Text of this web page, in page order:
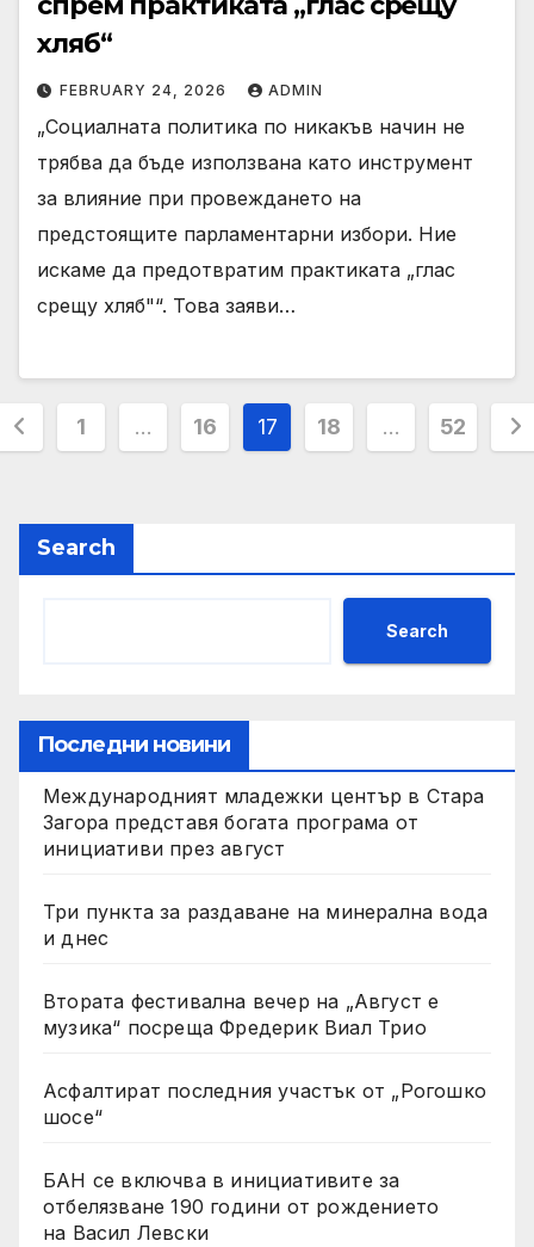
хляб“
FEBRUARY 24, 2026 ADMIN
„Социалната политика по никакъв начин не
трябва да бъде използвана като инструмент
за влияние при провеждането на
предстоящите парламентарни избори. Ние
искаме да предотвратим практиката „глас
срещу хляб"“. Това заяви…
1 … 16 17 18 … 52
Search
Search
Последни новини
Международният младежки център в Стара
Загора представя богата програма от
инициативи през август
Три пункта за раздаване на минерална вода
и днес
Втората фестивална вечер на „Август е
музика“ посреща Фредерик Виал Трио
Асфалтират последния участък от „Рогошко
шосе“
БАН се включва в инициативите за
отбелязване 190 години от рождението
на Васил Левски